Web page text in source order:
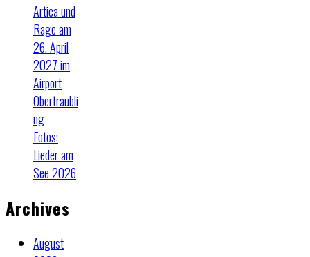
Artica und
Rage am
26. April
2027 im
Airport
Obertraubli
ng
Fotos:
Lieder am
See 2026
Archives
August